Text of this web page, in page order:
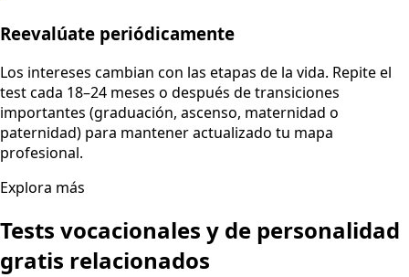
Reevalúate periódicamente
Los intereses cambian con las etapas de la vida. Repite el
test cada 18–24 meses o después de transiciones
importantes (graduación, ascenso, maternidad o
paternidad) para mantener actualizado tu mapa
profesional.
Explora más
Tests vocacionales y de personalidad
gratis relacionados